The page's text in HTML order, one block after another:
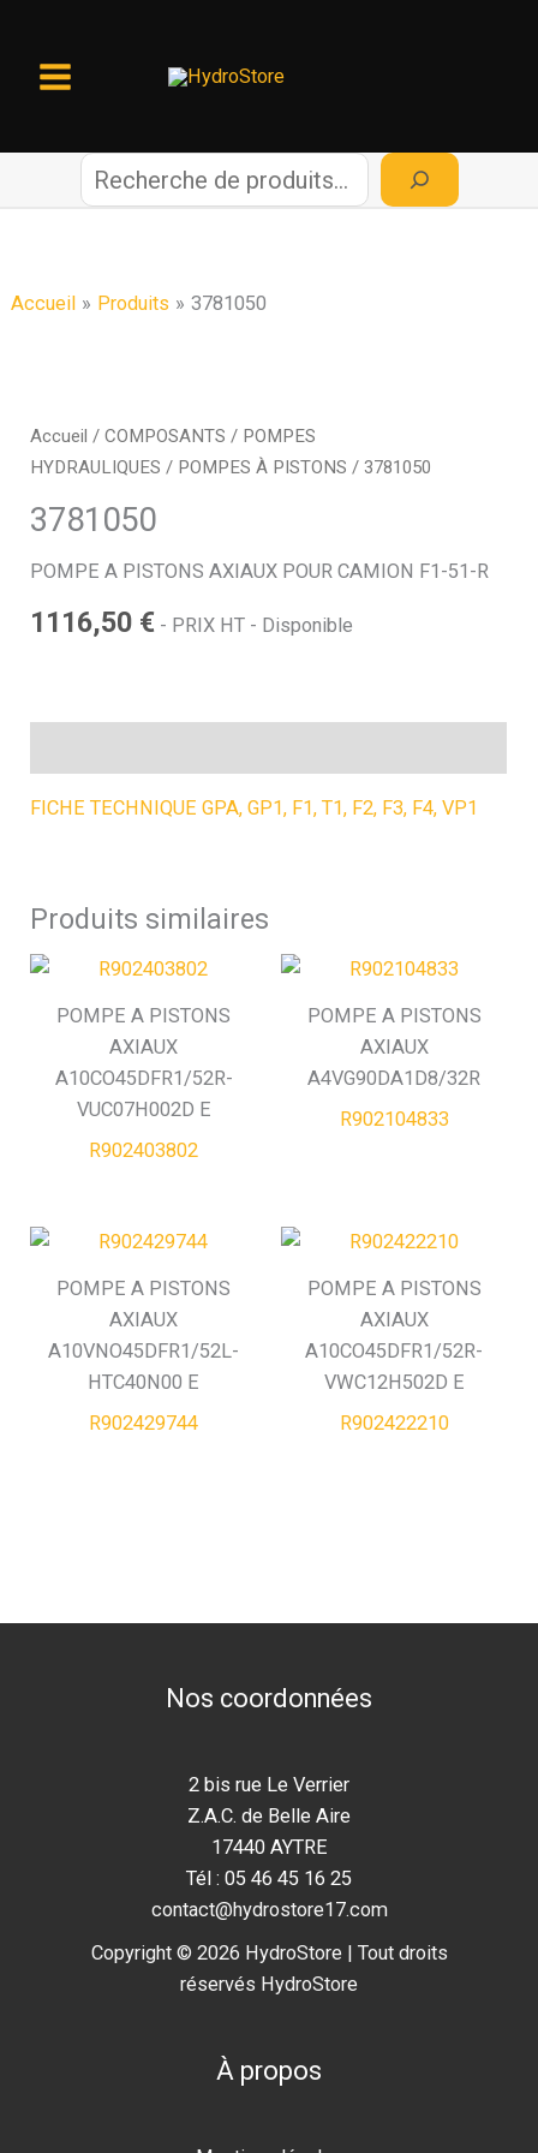
contenu
c
r
c
Accueil Produits 3781050
Accueil /COMPOSANTS / POMPES
HYDRAULIQUES / POMPES À PISTONS / 3781050
3781050
POMPE A PISTONS AXIAUX POUR CAMION F1-51-R
1116,50 € - PRIX HT - Disponible
FICHE TECHNIQUE GPA, GP1, F1, T1, F2, F3, F4, VP1
Produits similaires
POMPE A PISTONS
AXIAUX
A10CO45DFR1/52R-
VUC07H002D E
R902403802
POMPE A PISTONS
AXIAUX
A4VG90DA1D8/32R
R902104833
POMPE A PISTONS
AXIAUX
A10VNO45DFR1/52L-
HTC40N00 E
R902429744
POMPE A PISTONS
AXIAUX
A10CO45DFR1/52R-
VWC12H502D E
R902422210
Nos coordonnées
2 bis rue Le Verrier
Z.A.C. de Belle Aire
17440 AYTRE
Tél : 05 46 45 16 25
contact@hydrostore17.com
Copyright © 2026 HydroStore | Tout droits
réservés HydroStore
À propos